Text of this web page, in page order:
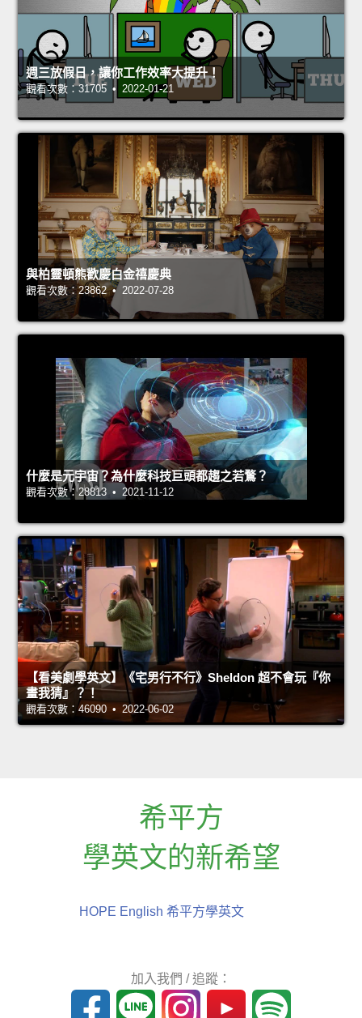
週三放假日，讓你工作效率大提升！
觀看次數：31705 • 2022-01-21
與柏靈頓熊歡慶白金禧慶典
觀看次數：23862 • 2022-07-28
什麼是元宇宙？為什麼科技巨頭都趨之若鶩？
觀看次數：28813 • 2021-11-12
【看美劇學英文】《宅男行不行》Sheldon 超不會玩『你
畫我猜』？！
觀看次數：46090 • 2022-06-02
希平方
學英文的新希望
HOPE English 希平方學英文
加入我們 / 追蹤：